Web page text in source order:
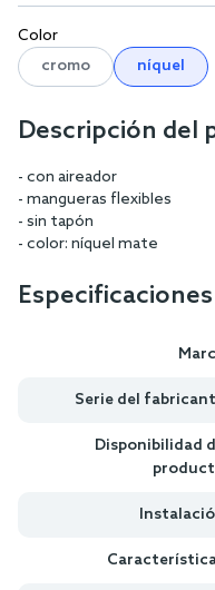
Color
cromo
níquel
Descripción del
- con aireador
- mangueras flexibles
- sin tapón
- color: níquel mate
Serie del
Disponibilidad